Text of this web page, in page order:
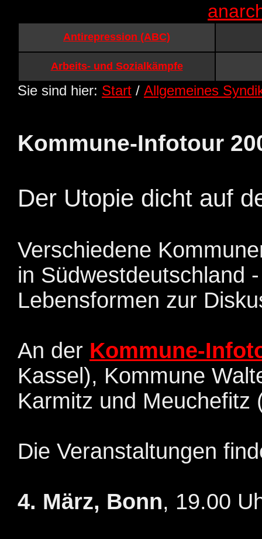
Antirepression (ABC)
Arbeits- und Sozialkämpfe
Sie sind hier: Start / Allgemeines
Kommune-Infotour
Der Utopie dicht auf
Verschiedene
in Südwestdeutschland
Lebensformen zur
An der Kommune-
Kassel), Kommune
Karmitz und Meuchefitz
Die Veranstaltungen
4. März, Bonn, 19.00